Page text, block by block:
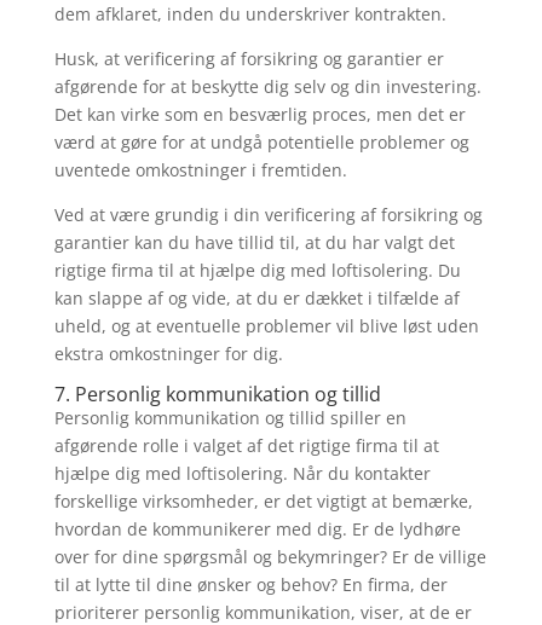
dem afklaret, inden du underskriver kontrakten.
Husk, at verificering af forsikring og garantier er
afgørende for at beskytte dig selv og din investering.
Det kan virke som en besværlig proces, men det er
værd at gøre for at undgå potentielle problemer og
uventede omkostninger i fremtiden.
Ved at være grundig i din verificering af forsikring og
garantier kan du have tillid til, at du har valgt det
rigtige firma til at hjælpe dig med loftisolering. Du
kan slappe af og vide, at du er dækket i tilfælde af
uheld, og at eventuelle problemer vil blive løst uden
ekstra omkostninger for dig.
7. Personlig kommunikation og tillid
Personlig kommunikation og tillid spiller en
afgørende rolle i valget af det rigtige firma til at
hjælpe dig med loftisolering. Når du kontakter
forskellige virksomheder, er det vigtigt at bemærke,
hvordan de kommunikerer med dig. Er de lydhøre
over for dine spørgsmål og bekymringer? Er de villige
til at lytte til dine ønsker og behov? En firma, der
prioriterer personlig kommunikation, viser, at de er